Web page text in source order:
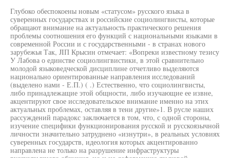
Глубоко обеспокоены новым «статусом» русского языка в
суверенных государствах и российские социолингвисты, которые
обращают внимание на актуальность практического решения
проблемы соотношения его функций с национальными языками в
современной России и с государственными - в странах нового
зарубежья Так, JIП Крысин отмечает: «Вопреки известному тезису
У Лабова о единстве социолингвистики, в этой сравнительно
молодой языковедческой дисциплине отчетливо выделяются
национально ориентированные направления исследований
(выделено нами - Е.П.) ( .) Естественно, что социолингвисты,
либо принадлежащие этой общности, либо изучающие ее извне,
акцентируют свое исследовательское внимание именно на этих
актуальных проблемах, оставляя в тени другие»1. В русле наших
рассуждений парадокс заключается в том, что, с одной стороны,
изучение специфики функционирования русской и русскоязычной
личности значительно затруднено «изнутри», в реальных условиях
суверенных государств, идеология которых акцентированно
направлена не только на разрушение инфраструктуры